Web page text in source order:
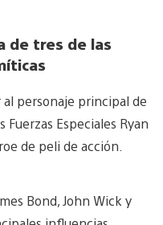
de tres de las
al personaje principal de
Fuerzas Especiales Ryan
de peli de acción.
Bond, John Wick y